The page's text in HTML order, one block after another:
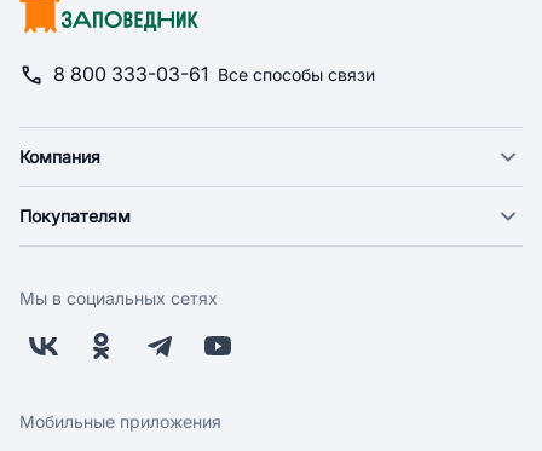
8 800 333-03-61 Все способы связи
Компания
Новости
Поставщикам
Заводчикам
Обратная связь
Покупателям
Оплата
Бонусная программа
Скидки и акции
Мы в социальных сетях
Мобильные приложения